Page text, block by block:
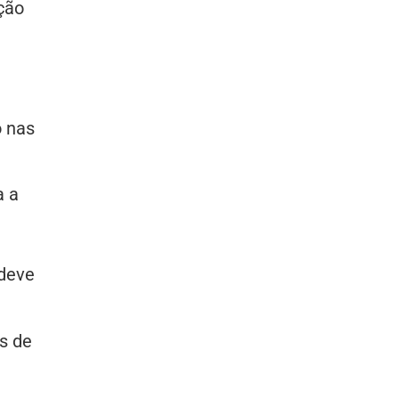
nas
a
de